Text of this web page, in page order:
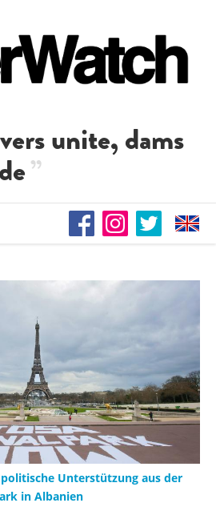
unite, dams
Unterstützung aus der
in Albanien